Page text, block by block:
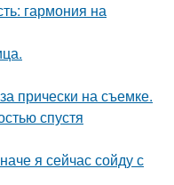
гармония на
прически на съемке.
спустя
я сейчас сойду с